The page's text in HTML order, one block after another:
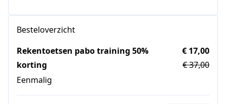
Besteloverzicht
Rekentoetsen pabo training 50%
korting
Eenmalig
€ 17,00
€ 37,00